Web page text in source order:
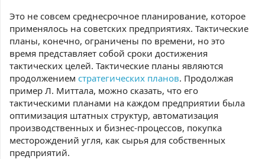
Это не совсем среднесрочное планирование, которое
применялось на советских предприятиях. Тактические
планы, конечно, ограничены по времени, но это
время представляет собой сроки достижения
тактических целей. Тактические планы являются
продолжением стратегических планов. Продолжая
пример Л. Миттала, можно сказать, что его
тактическими планами на каждом предприятии была
оптимизация штатных структур, автоматизация
производственных и бизнес-процессов, покупка
месторождений угля, как сырья для собственных
предприятий.